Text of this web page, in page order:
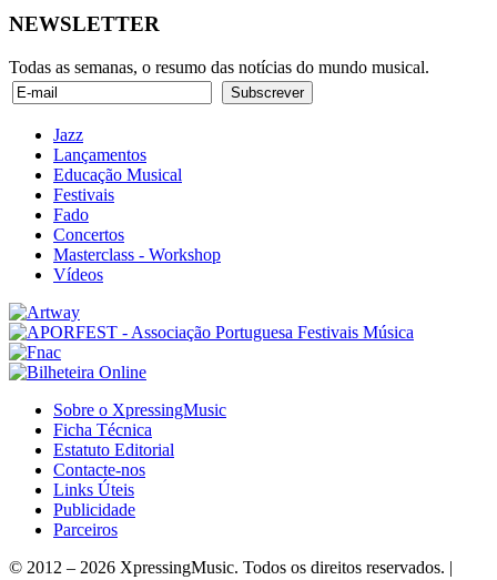
NEWSLETTER
Todas as semanas, o resumo das notícias do mundo musical.
Jazz
Lançamentos
Educação Musical
Festivais
Fado
Concertos
Masterclass - Workshop
Vídeos
Sobre o XpressingMusic
Ficha Técnica
Estatuto Editorial
Contacte-nos
Links Úteis
Publicidade
Parceiros
© 2012 – 2026 XpressingMusic. Todos os direitos reservados. |